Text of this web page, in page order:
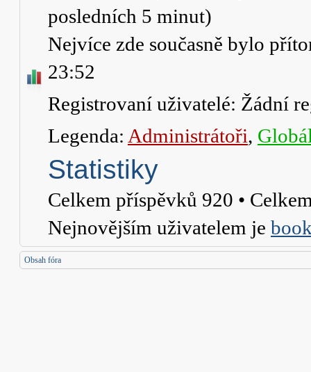
posledních 5 minut)
Nejvíce zde současně bylo
23:52
Registrovaní uživatelé: Žádní
Legenda: Administrátoři,
Statistiky
Celkem příspěvků 920 •
Nejnovějším uživatelem je
Obsah fóra